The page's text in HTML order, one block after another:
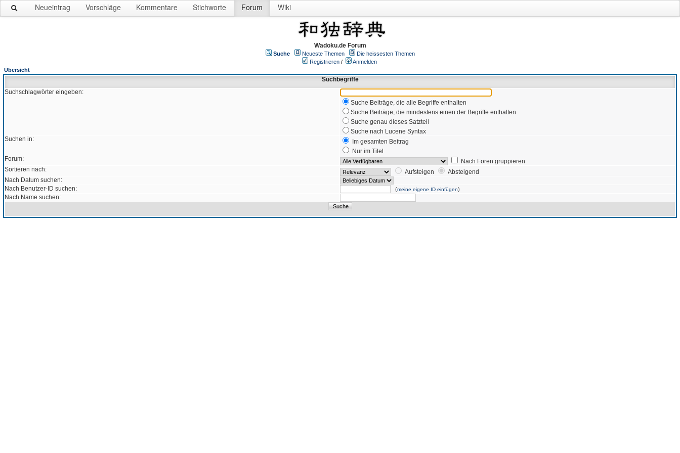
Neueintrag Vorschläge Kommentare Stichworte Forum Wiki
Wadoku.de Forum
Suche Neueste Themen
Die heissesten Themen
Registrieren /
Anmelden
Übersicht
Suchbegriffe
Suchschlagwörter eingeben:
Suche Beiträge, die alle Begriffe enthalten
Suche Beiträge, die mindestens einen der Begriffe enthalten
Suche genau dieses Satzteil
Suche nach Lucene Syntax
Suchen in:
Im gesamten Beitrag
Nur im Titel
Forum:
Nach Foren gruppieren
Sortieren nach:
Aufsteigen
Absteigend
Nach Datum suchen:
Nach Benutzer-ID suchen:
(meine eigene ID einfügen)
Nach Name suchen: